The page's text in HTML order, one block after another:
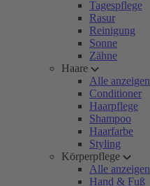
Tagespflege
Rasur
Reinigung
Sonne
Zähne
Haare
Alle anzeigen
Conditioner
Haarpflege
Shampoo
Haarfarbe
Styling
Körperpflege
Alle anzeigen
Hand & Fuß